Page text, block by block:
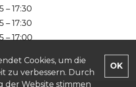
Cookies, um die
zu verbessern. Durch
der Website stimmen
OK
– 17:30
– 17:30
– 17:00